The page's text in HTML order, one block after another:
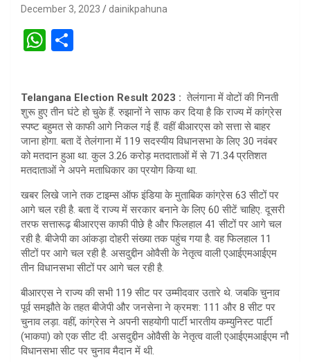
December 3, 2023 dainikpahuna
W
s
A
p
p
e
Telangana Election Result 2023 : तेलंगाना में वोटों की गिनती
शुरू हुए तीन घंटे हो चुके हैं. रुझानों ने साफ कर दिया है कि राज्य में कांग्रेस
स्पष्ट बहुमत से काफी आगे निकल गई हैं. वहीं बीआरएस को सत्ता से बाहर
जाना होगा. बता दें तेलंगाना में 119 सदस्यीय विधानसभा के लिए 30 नवंबर
को मतदान हुआ था. कुल 3.26 करोड़ मतदाताओं में से 71.34 प्रतिशत
मतदाताओं ने अपने मताधिकार का प्रयोग किया था.
खबर लिखे जाने तक टाइम्स ऑफ इंडिया के मुताबिक कांग्रेस 63 सीटों पर
आगे चल रही है. बता दें राज्य में सरकार बनाने के लिए 60 सीटें चाहिए. दूसरी
तरफ सत्तारूढ़ बीआरएस काफी पीछे है और फिलहाल 41 सीटों पर आगे चल
रही है. बीजेपी का आंकड़ा दोहरी संख्या तक पहुंच गया है. वह फिलहाल 11
सीटों पर आगे चल रही है. असदुद्दीन ओवैसी के नेतृत्व वाली एआईएमआईएम
तीन विधानसभा सीटों पर आगे चल रही है.
बीआरएस ने राज्य की सभी 119 सीट पर उम्मीदवार उतारे थे. जबकि चुनाव
पूर्व समझौते के तहत बीजेपी और जनसेना ने क्रमश: 111 और 8 सीट पर
चुनाव लड़ा. वहीं, कांग्रेस ने अपनी सहयोगी पार्टी भारतीय कम्युनिस्ट पार्टी
(भाकपा) को एक सीट दी. असदुद्दीन ओवैसी के नेतृत्व वाली एआईएमआईएम नौ
विधानसभा सीट पर चुनाव मैदान में थी.